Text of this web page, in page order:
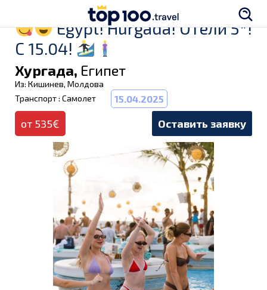
Egypt! Hurgada! Отели 5*!
С 15.04!
Хургада, Египет
Из: Кишинев, Молдова
Транспорт : Самолет
15.04.2025
от 535€ Оставить заявку